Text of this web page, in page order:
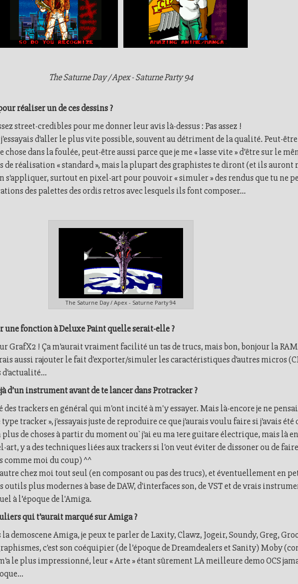
The Saturne Day / Apex - Saturne Party 94
réaliser un de ces dessins ?
street-credibles pour me donner leur avis là-dessus : Pas assez !
d'aller le plus vite possible, souvent au détriment de la qualité. Peut-être
dans la foulée, peut-être aussi parce que je me « lasse vite » d’être sur le
de réalisation « standard », mais la plupart des graphistes te diront (et ils
surtout en pixel-art pour pouvoir « simuler » des rendus que tu ne
des palettes des ordis retros avec lesquels ils font composer...
The Saturne Day / Apex - Saturne Party 94
une fonction à Deluxe Paint quelle serait-elle ?
GrafX2 ! Ça m'aurait vraiment facilité un tas de trucs, mais bon, bonjour la
aussi rajouter le fait d'exporter/simuler les caractéristiques d'autres micros
d'actualité...
d’un instrument avant de te lancer dans Protracker ?
des trackers en général qui m'ont incité à m'y essayer. Mais là-encore je ne
tracker », j'essayais juste de reproduire ce que j'aurais voulu faire si j'avais été
de choses à partir du moment ou` j'ai eu ma 1ere guitare électrique, mais là
y a des techniques liées aux trackers si l'on veut éviter de dissoner ou de
comme moi du coup) ^^
chez moi tout seul (en composant ou pas des trucs), et éventuellement en
outils plus modernes à base de DAW, d'interfaces son, de VST et de vrais
à l’époque de l'Amiga.
qui t’aurait marqué sur Amiga ?
demoscene Amiga, je peux te parler de Laxity, Clawz, Jogeir, Soundy, Greg,
c'est son coéquipier (de l’époque de Dreamdealers et Sanity) Moby
le plus impressionné, leur « Arte » étant sûrement LA meilleure demo OCS